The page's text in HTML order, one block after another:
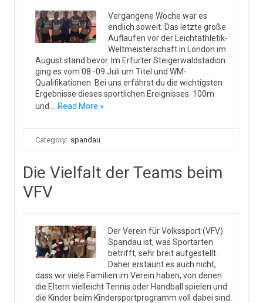
Vergangene Woche war es
endlich soweit. Das letzte große
Auflaufen vor der Leichtathletik-
Weltmeisterschaft in London im
August stand bevor. Im Erfurter Steigerwaldstadion
ging es vom 08.-09.Juli um Titel und WM-
Qualifikationen. Bei uns erfährst du die wichtigsten
Ergebnisse dieses sportlichen Ereignisses. 100m
und…
Read More »
Category: spandau
Die Vielfalt der Teams beim
VFV
Der Verein für Volkssport (VFV)
Spandau ist, was Sportarten
betrifft, sehr breit aufgestellt.
Daher erstaunt es auch nicht,
dass wir viele Familien im Verein haben, von denen
die Eltern vielleicht Tennis oder Handball spielen und
die Kinder beim Kindersportprogramm voll dabei sind.